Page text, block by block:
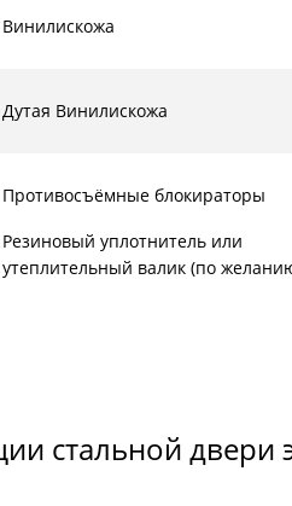
Винилискожа
Дутая Винилискожа
Противосъёмные блокираторы
Резиновый уплотнитель или
утеплительный валик (по
стальной